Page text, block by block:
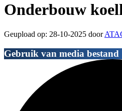
Onderbouw
Geupload op: 28-10-2025 door
Gebruik van media bestand